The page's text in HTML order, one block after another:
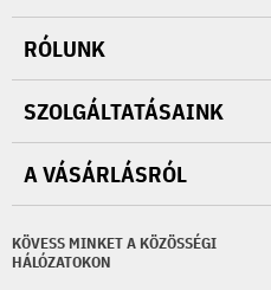
KÖVESS MINKET A KÖZÖSSÉGI
HÁLÓZATOKON
RÓLUNK
SZOLGÁLTATÁSAINK
A VÁSÁRLÁSRÓL